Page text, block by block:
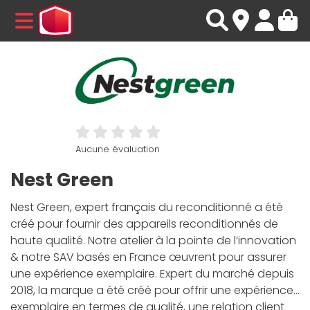
MENU
Aucune évaluation
Nest Green
Nest Green, expert français du reconditionné a été
créé pour fournir des appareils reconditionnés de
haute qualité. Notre atelier à la pointe de l’innovation
& notre SAV basés en France œuvrent pour assurer
une expérience exemplaire. Expert du marché depuis
2018, la marque a été créé pour offrir une expérience
exemplaire en termes de qualité, une relation client